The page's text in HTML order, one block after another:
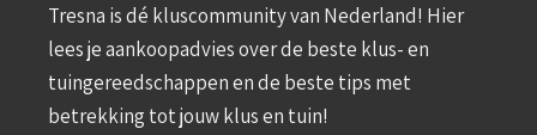
Tresna is dé kluscommunity van Nederland! Hier
lees je aankoopadvies over de beste klus- en
tuingereedschappen en de beste tips met
betrekking tot jouw klus en tuin!